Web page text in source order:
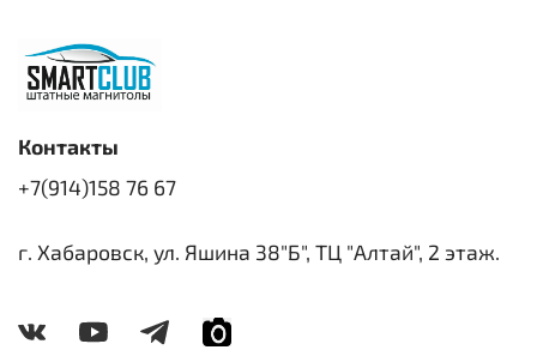
Контакты
+7(914)158 76 67
г. Хабаровск, ул. Яшина 38"Б", ТЦ "Алтай", 2 этаж.